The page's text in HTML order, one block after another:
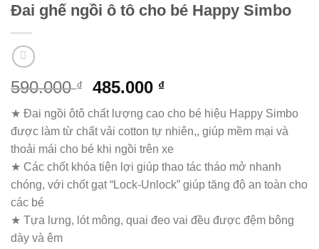
Đai ghế ngồi ô tô cho bé Happy Simbo
590.000₫ 485.000 ₫
★ Đai ngồi ôtô chất lượng cao cho bé hiệu Happy Simbo
được làm từ chất vải cotton tự nhiên,, giúp mềm mại và
thoải mái cho bé khi ngồi trên xe
★ Các chốt khóa tiện lợi giúp thao tác tháo mở nhanh
chóng, với chốt gạt “Lock-Unlock” giúp tăng độ an toàn cho
các bé
★ Tựa lưng, lót mông, quai đeo vai đều được đệm bông
dày và êm